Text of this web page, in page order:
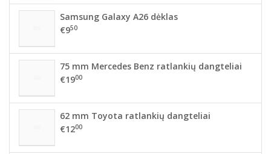
Samsung Galaxy A26 dėklas
€950
75 mm Mercedes Benz ratlankių dangteliai
€1900
62 mm Toyota ratlankių dangteliai
€1200